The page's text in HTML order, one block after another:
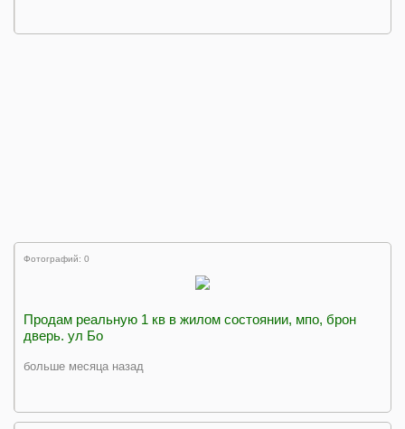
Фотографий: 0
Продам реальную 1 кв в жилом состоянии, мпо, брон
дверь. ул Бо
больше месяца назад